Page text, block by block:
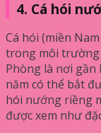
4. Cá hói
Cá hói (miền
trong môi trường
Phòng là nơi gần
năm có thể bắt
hói nướng riềng
được xem như